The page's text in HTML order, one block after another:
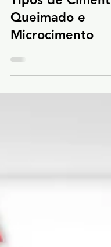
Tipos de Cimento
Queimado e
Microcimento